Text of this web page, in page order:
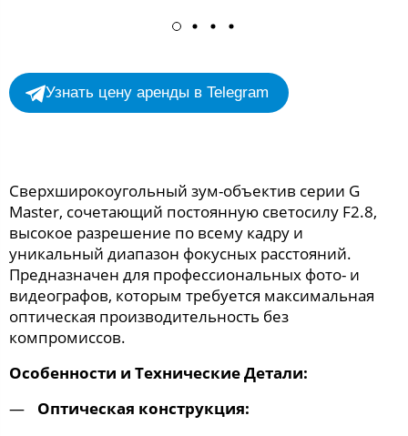
Узнать цену аренды в Telegram
Сверхширокоугольный зум-объектив серии G
Master, сочетающий постоянную светосилу F2.8,
высокое разрешение по всему кадру и
уникальный диапазон фокусных расстояний.
Предназначен для профессиональных фото- и
видеографов, которым требуется максимальная
оптическая производительность без
компромиссов.
Особенности и Технические Детали:
Оптическая конструкция: